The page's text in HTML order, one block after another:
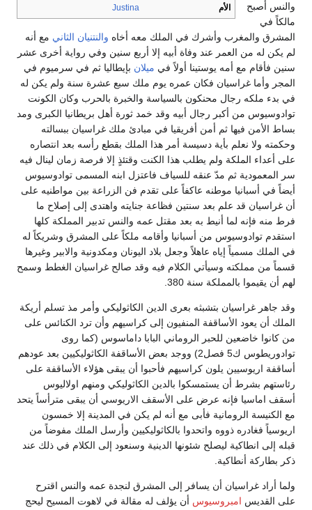
الأم
Justina
والنس أصبح
مالكاً في
المشرق والمغرب وأشرك في الملك معه أخاه والنتنيان الثاني مع أنه
لم يكن له من العمر عند وفاة أبيه إلا أربع سنين وفي رواية أخرى عشر
سنين فأقام مع أمه يوستينا أولاً في ميلان بإيطاليا ثم في سرميوم في
المجر وأما غراسيان فكان عمره يوم ملك سبع عشرة سنة ولم يكن له
في بدء ملكه رجال محنكون بالسياسة والخبرة بالحرب وكان الكونت
توادوسيوس من أكبر رجال أبيه وقد خمد ثورة أهل بريطانيا الكبرى ومد
بساط الأمن فيها ثم أمن أفريقيا في مبادئ ملك غراسيان ببسالته
وحكمته ولا نعلم بأية دسيسة أمر هذا الملك بقطع رأسه بعد انتصاره
على أعداء الملكة ولم يطلب هذا الكنت وقتئذٍ إلا فرصة زمان لينال فيه
سر المعمودية ثم مدّ عنقه للسياف فاعتزل ابنه المسمى توادوسيوس
أيضاً في أسبانيا موطنه عاكفاً على تقدم فن الزراعة بين مواطنيه على
أن غراسيان قد علم بعد سنتين فظاعة جنايته واهتدى إلى إصلاح ما
فرط منه فإنه لما أنيط به بعد مقتل عمه والنس تدبير المملكة كلها
استقدم توادوسيوس من أسبانيا وأقامه ملكاً على المشرق وشريكاً له
في الملك مسمياً إياه عاهلاً وجعل بلاد اليونان ومكدونية والابير وغيرها
قسماً من مملكته وسيأتي الكلام فيه وقد صالح غراسيان الغطط وسمح
لهم أن يقيموا بالمملكة سنة 380.
وقد جاهر غراسيان بتشبثه بعرى الدين الكاثوليكي وأمر مذ تسلم أريكة
الملك أن يعود الأساقفة المنفيون إلى كراسيهم وأن ترد الكنائس على
من كانوا خاضعين للحبر الروماني البابا داماسوس (كما روى
توادوريطوس ك5 فصل2) ووجد بعض الأساقفة الكاثوليكيين بعد عودهم
أساقفة اريوسيين يلون كراسيهم فأحبوا أن يبقى هؤلاء الأساقفة على
رئاستهم بشرط أن يستمسكوا بالدين الكاثوليكي ومنهم اولاليوس
أسقف اماسيا فإنه عرض على الأسقف الاريوسي أن يبقى مترأساً يتحد
مع الكنيسة الرومانية فأبى مع أنه لم يكن في المدينة إلا خمسون
اريوسياً فغادره ذووه واتحدوا بالكاثوليكيين وأرسل الملك مفوضاً من
قبله إلى انطاكية ليصلح شئونها الدينية وسنعود إلى الكلام في ذلك عند
ذكر بطاركة أنطاكية.
ولما أراد غراسيان أن يسافر إلى المشرق لنجدة عمه والنس اقترح
على القديس امبروسيوس أن يؤلف له مقالة في لاهوت المسيح ليحج